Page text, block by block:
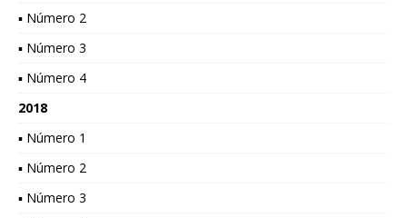
▪ Número 2
▪ Número 3
▪ Número 4
2018
▪ Número 1
▪ Número 2
▪ Número 3